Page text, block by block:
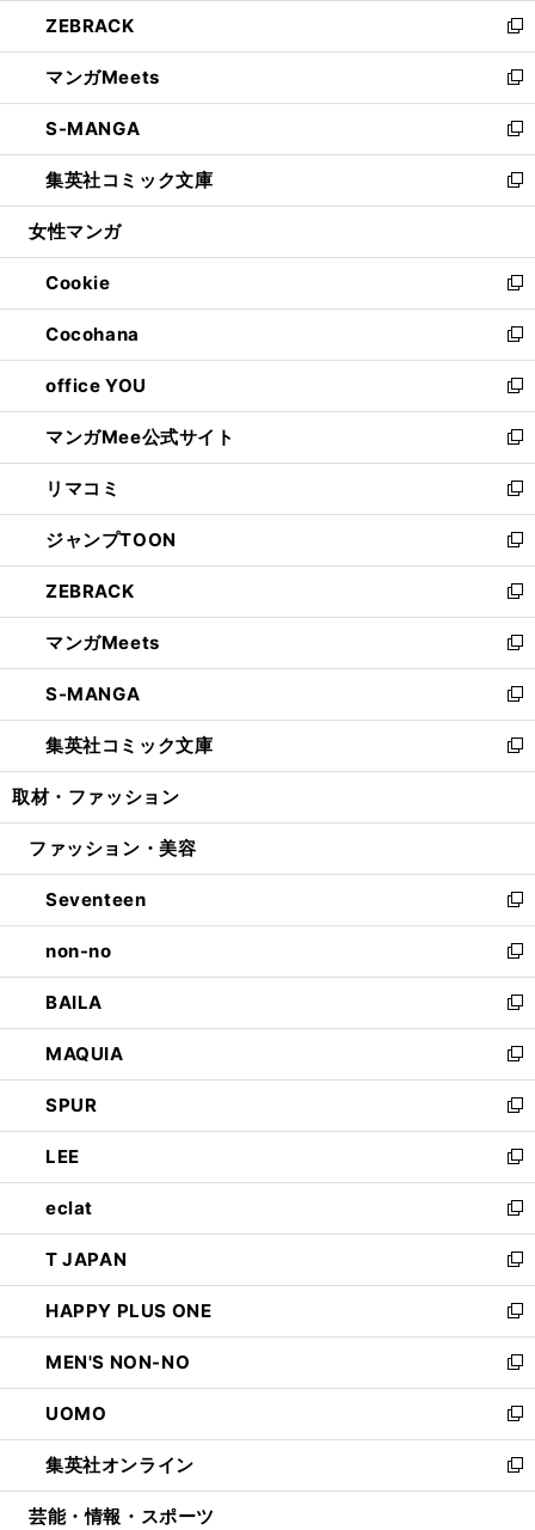
く
で
開
く
ド
ウ
で
開
く
ィ
ン
ド
ウ
で
開
く
し
い
ウ
ィ
ン
ド
ウ
で
開
ZEBRACK
新
し
い
ウ
ィ
ン
ド
ウ
開
く
マンガMeets
新
し
い
ウ
ィ
ン
ウ
で
開
く
S-MANGA
新
し
い
ウ
ン
ド
ウ
で
開
く
集英社コミック文庫
新
し
ウ
ィ
ン
ド
ウ
で
開
く
女性マンガ
Cookie
新
し
い
ウ
ィ
ン
ド
ウ
で
開
く
Cocohana
新
し
い
ウ
ィ
ン
ド
ウ
で
開
く
office YOU
新
し
い
ウ
ィ
ン
ド
ウ
で
開
く
マンガMee公式サイト
新
し
い
ウ
ィ
ン
ド
ウ
で
開
く
リマコミ
新
し
い
ウ
ィ
ン
ド
ウ
で
開
く
ジャンプTOON
新
し
い
ウ
ィ
ン
ド
ウ
で
開
ZEBRACK
新
し
い
ウ
ィ
ン
ド
ウ
開
マンガMeets
新
し
い
ウ
ィ
ン
ウ
開
く
S-MANGA
新
し
い
ウ
ン
ウ
で
開
く
集英社コミック文庫
新
し
ウ
ン
ド
ウ
で
開
く
取材・ファッション
ファッション・美容
Seventeen
新
し
い
ウ
ィ
ン
ド
ウ
で
開
く
non-no
新
し
い
ウ
ィ
ン
ド
ウ
で
開
く
BAILA
新
し
い
ウ
ィ
ン
ド
ウ
で
開
く
MAQUIA
新
し
い
ウ
ィ
ン
ド
ウ
で
開
く
SPUR
新
し
い
ウ
ィ
ン
ド
ウ
で
開
く
LEE
新
し
い
ウ
ィ
ン
ド
ウ
で
開
く
eclat
新
し
い
ウ
ィ
ン
ド
ウ
で
開
く
T JAPAN
新
し
い
ウ
ィ
ン
ド
ウ
で
開
HAPPY PLUS ONE
新
し
い
ウ
ィ
ン
ド
ウ
MEN'S NON-NO
新
し
い
ウ
ィ
ン
UOMO
新
し
い
ウ
集英社オンライン
新
し
芸能・情報・スポーツ